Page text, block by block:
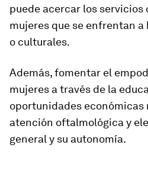
puede acercar los
mujeres que se enfrentan
o culturales.
Además, fomentar el
mujeres a través de la
oportunidades económicas
atención oftalmológica y
general y su autonomía.